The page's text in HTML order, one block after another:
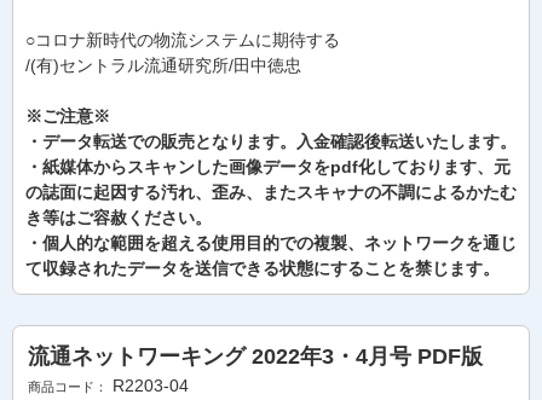
○コロナ新時代の物流システムに期待する
/(有)セントラル流通研究所/田中徳忠
※ご注意※
・データ転送での販売となります。入金確認後転送いたします。
・紙媒体からスキャンした画像データをpdf化しております、元
の誌面に起因する汚れ、歪み、またスキャナの不調によるかたむ
き等はご容赦ください。
・個人的な範囲を超える使用目的での複製、ネットワークを通じ
て収録されたデータを送信できる状態にすることを禁じます。
流通ネットワーキング 2022年3・4月号 PDF版
商品コード： R2203-04